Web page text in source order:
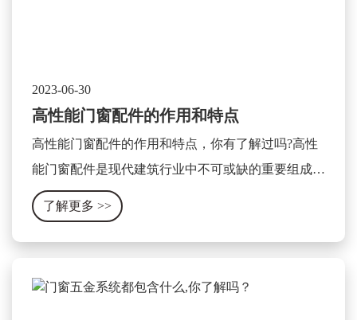
2023-06-30
高性能门窗配件的作用和特点
高性能门窗配件的作用和特点，你有了解过吗?高性
能门窗配件是现代建筑行业中不可或缺的重要组成部
分，它可以显著提升门窗的使用性能和安全性。其作
用和特点可以被总结为以下几个方面。
了解更多 >>